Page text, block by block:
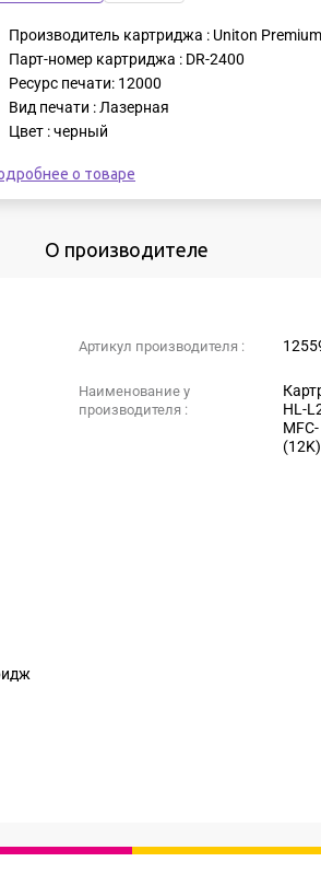
Производитель картриджа : Uniton Premium
Парт-номер картриджа : DR-2400
Ресурс печати: 12000
Вид печати : Лазерная
Цвет : черный
о товаре
О производителе
Артикул производителя :
Наименование у
производителя :
HL-